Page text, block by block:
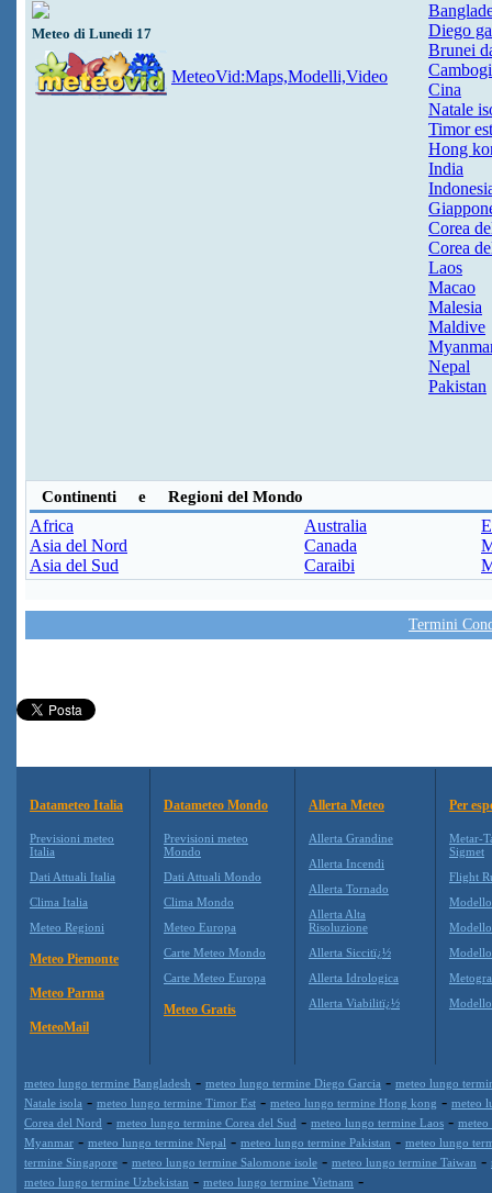
Meteo di Lunedi 17
MeteoVid:Maps,Modelli,Video
Diego
Brunei
Cina
Natale
Timor est
Hong
India
Corea
Corea
Laos
Macao
Malesia
Maldive
Nepal
Pakistan
Continenti e Regioni del Mondo
Africa
Asia del Nord
Asia del Sud
Australia
Canada
Caraibi
Termini
Datameteo Italia
Previsioni meteo
Italia
Dati Attuali Italia
Clima Italia
Meteo Regioni
Meteo Piemonte
Meteo Parma
MeteoMail
Datameteo Mondo
Previsioni meteo
Mondo
Dati Attuali Mondo
Clima Mondo
Meteo Europa
Carte Meteo Mondo
Carte Meteo Europa
Meteo Gratis
Allerta Meteo
Allerta Grandine
Allerta Incendi
Allerta Tornado
Allerta Alta
Risoluzione
Allerta Siccitï¿½
Allerta Idrologica
Allerta Viabilitï¿½
Per
Metar-
Sigmet
Flight
Modello
meteo lungo termine Bangladesh - meteo lungo termine Diego Garcia - meteo lungo
Natale isola - meteo lungo termine Timor Est - meteo lungo termine Hong kong - meteo
Corea del Nord - meteo lungo termine Corea del Sud - meteo lungo termine Laos -
Myanmar - meteo lungo termine Nepal - meteo lungo termine Pakistan - meteo lungo
termine Singapore - meteo lungo termine Salomone isole - meteo lungo termine Taiwan -
meteo lungo termine Uzbekistan - meteo lungo termine Vietnam -